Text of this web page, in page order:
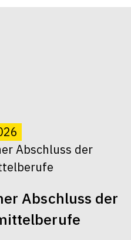
Abschluss der